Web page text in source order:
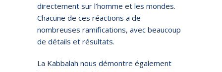
directement sur l’homme et les mondes.
Chacune de ces réactions a de
nombreuses ramifications, avec beaucoup
de détails et résultats.
La Kabbalah nous démontre également